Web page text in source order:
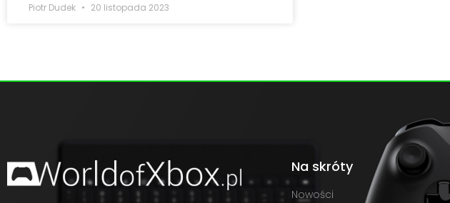
Piotr Dudek 20 listopada 2023
Na skróty
Nowości